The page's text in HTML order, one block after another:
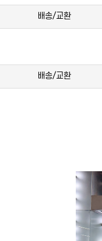
배송/교환
배송/교환